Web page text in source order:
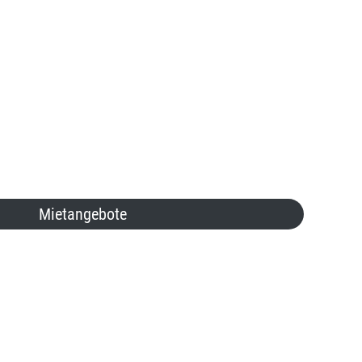
Mietangebote